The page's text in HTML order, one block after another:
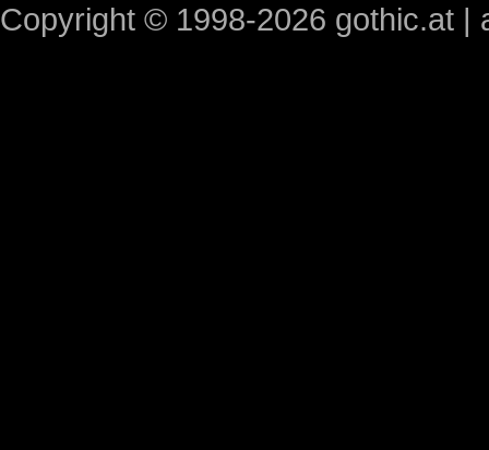
Copyright © 1998-2026 gothic.at |